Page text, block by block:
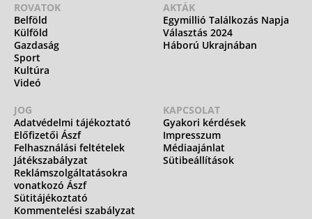
ROVATOK
Belföld
Külföld
Gazdaság
Sport
Kultúra
Videó
AKTÁK
Egymillió Találkozás Napja
Választás 2024
Háború Ukrajnában
JOG
Adatvédelmi tájékoztató
Előfizetői Ászf
Felhasználási feltételek
Játékszabályzat
Reklámszolgáltatásokra
vonatkozó Ászf
Sütitájékoztató
Kommentelési szabályzat
KAPCSOLAT
Gyakori kérdések
Impresszum
Médiaajánlat
Sütibeállítások